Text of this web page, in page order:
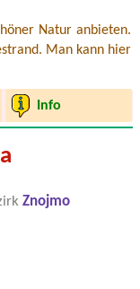
Natur anbieten.
Man kann hier
Info
Znojmo